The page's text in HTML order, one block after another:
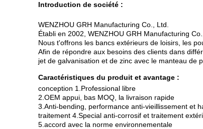
Introduction de société :
WENZHOU GRH Manufacturing Co., Ltd.
Établi en 2002, WENZHOU GRH Manufacturing
Nous t'offrons les bancs extérieurs de loisirs, les
Afin de répondre aux besoins des clients dans
jet de galvanisation et de zinc avec le manteau de
Caractéristiques du produit et avantage :
conception 1.Professional libre
2.OEM appui, bas MOQ, la livraison rapide
3.Anti-bending, performance anti-vieillissement et
traitement 4.Special anti-corrosif et traitement
5.accord avec la norme environnementale